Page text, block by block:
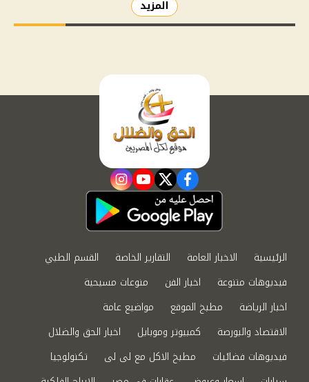
المزيد
facebook
twitter
youtube
instagram
الرئيسية الاخبار العامة التقارير الخاصة
القسم الطبي
فيديوهات متنوعة
اخبار الفن
منوعات مسيحية
اخبار الرياضة
مطبخ الموقع
مواضيع عامة
الاقتصاد والبورصة
كمبيوتر وموبايل
اخبار الحق والضلال
فيديوهات فضائيات
مطبخ الاكل مع لى لى
تكنولوجيا